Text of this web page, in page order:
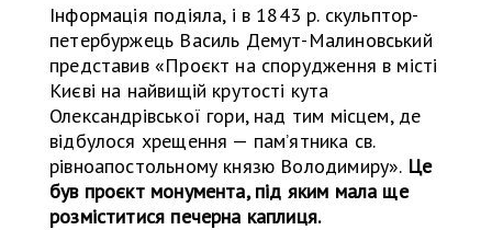
Інформація подіяла, і в 1843 р. скульптор-
петербуржець Василь Демут-Малиновський
представив «Проєкт на спорудження в місті
Києві на найвищій крутості кута
Олександрівської гори, над тим місцем, де
відбулося хрещення — памʼятника св.
рівноапостольному князю Володимиру». Це
був проєкт монумента, під яким мала ще
розміститися печерна каплиця.